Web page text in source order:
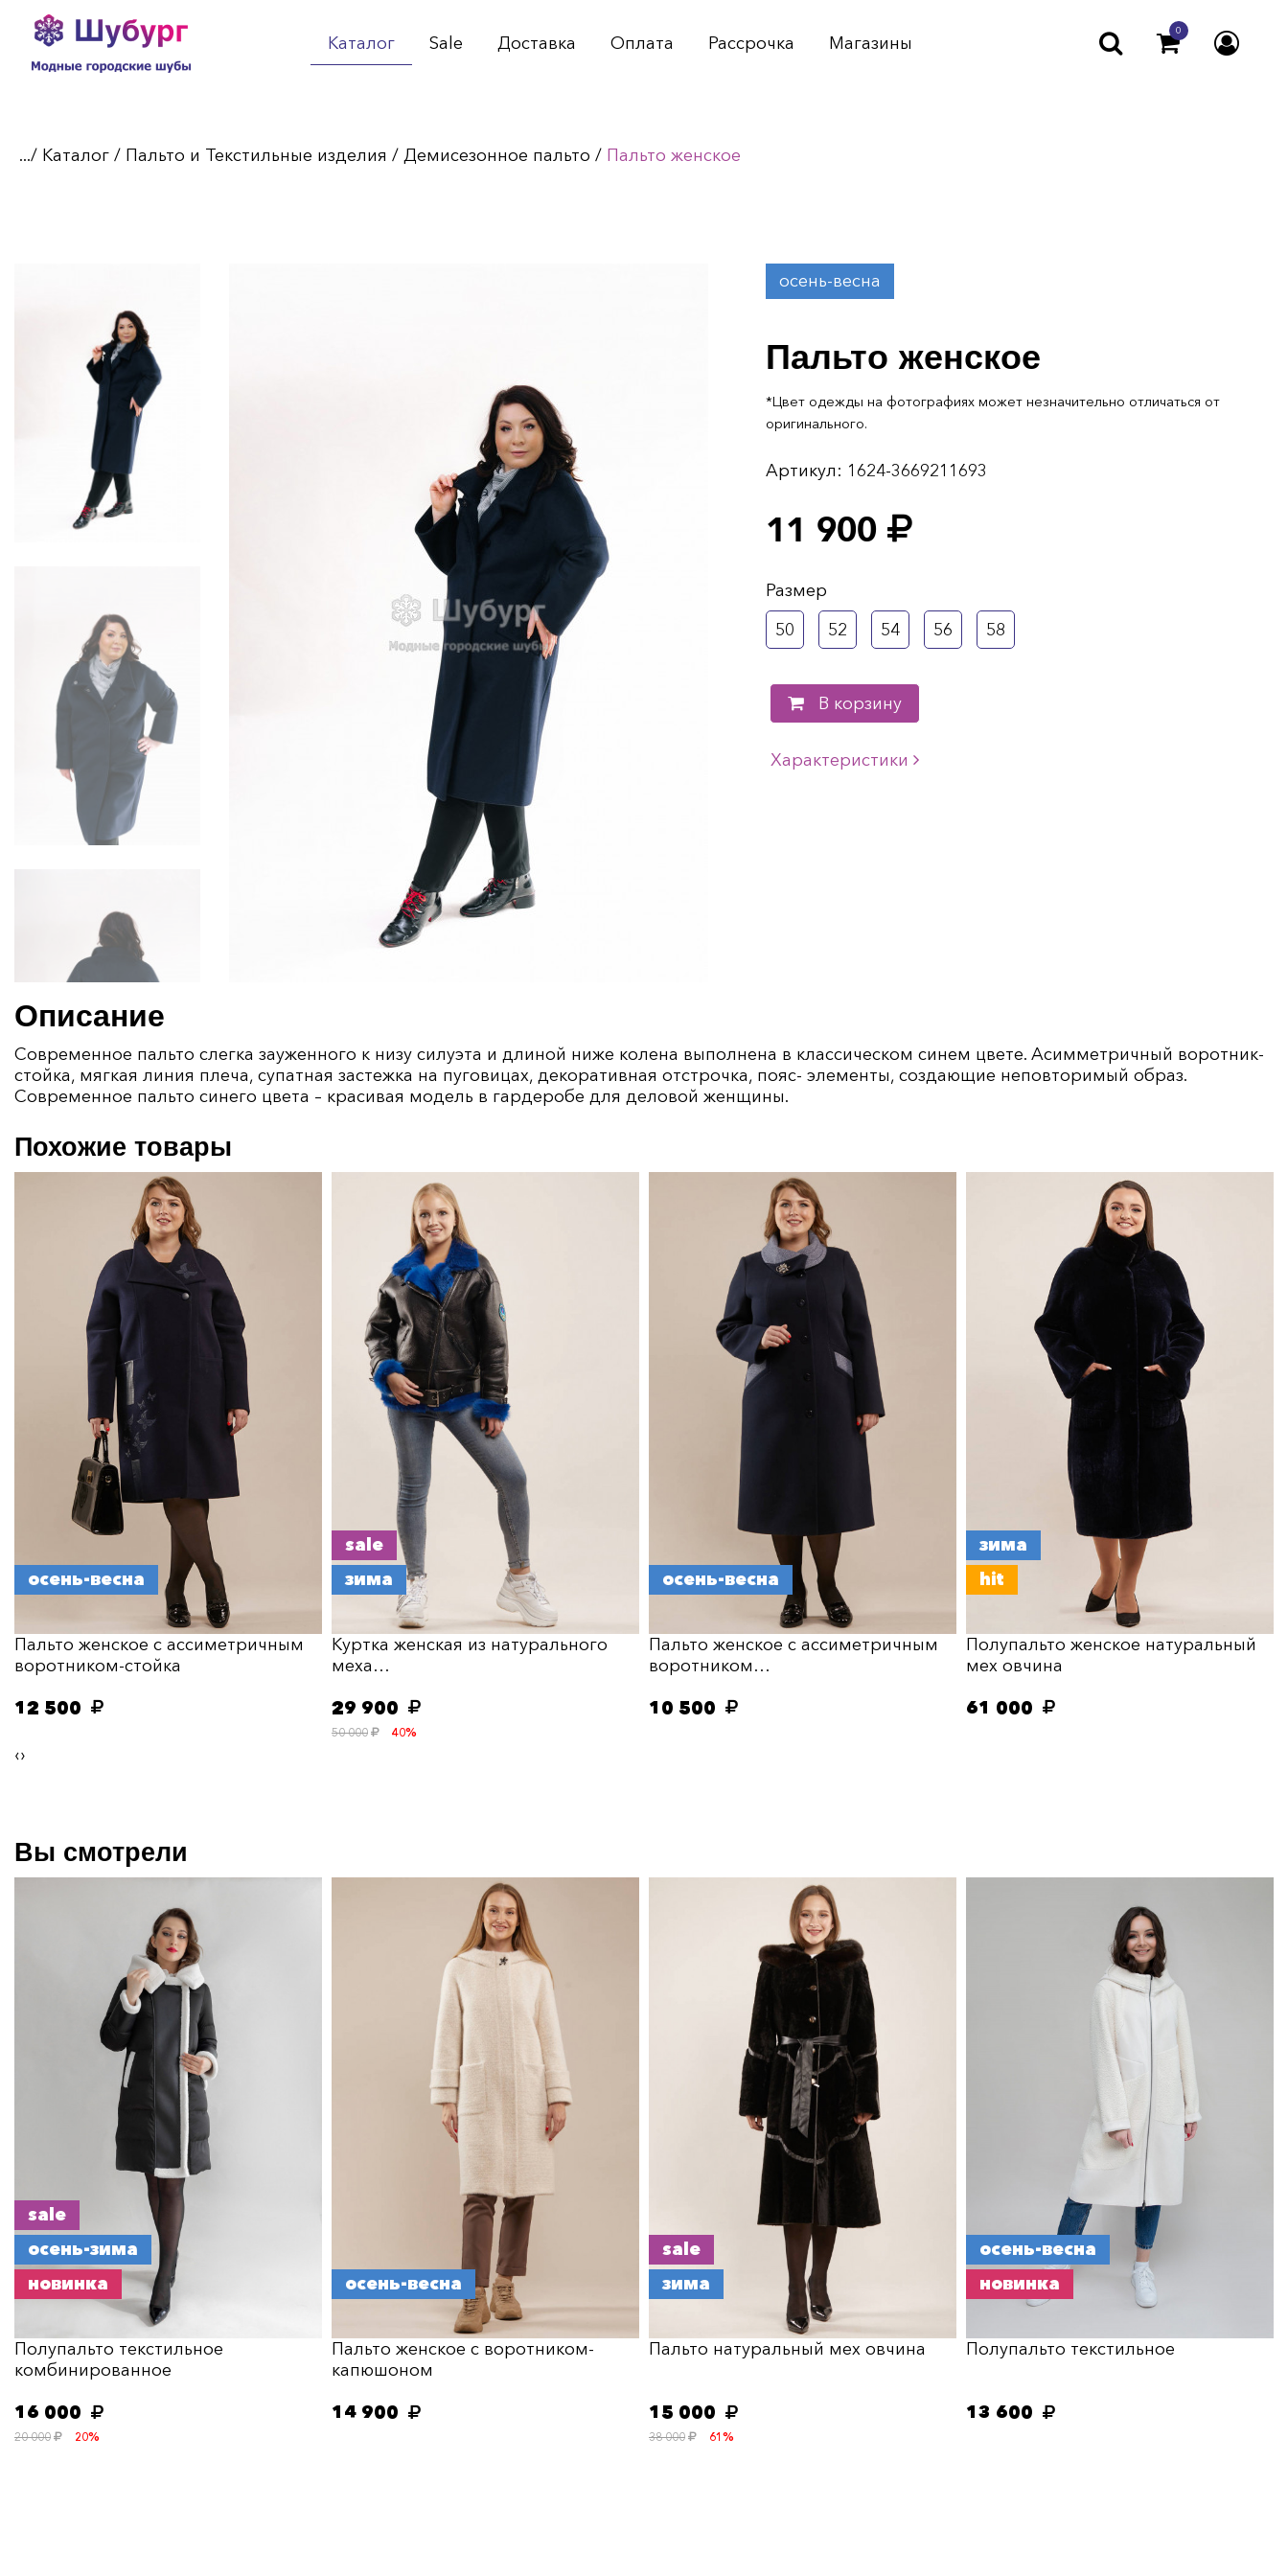
Каталог Sale Доставка Оплата Рассрочка Магазины
0
.../ Каталог / Пальто и Текстильные изделия / Демисезонное пальто / Пальто женское
осень-весна
Пальто женское
*Цвет одежды на фотографиях может незначительно отличаться от
оригинального.
Артикул: 1624-3669211693
11 900
Размер
50
52 54 56 58
В корзину
Характеристики
Описание
Современное пальто слегка зауженного к низу силуэта и длиной ниже колена выполнена в классическом синем цвете. Асимметричный воротник-
стойка, мягкая линия плеча, супатная застежка на пуговицах, декоративная отстрочка, пояс- элементы, создающие неповторимый образ.
Современное пальто синего цвета – красивая модель в гардеробе для деловой женщины.
Похожие товары
осень-весна
Пальто женское с ассиметричным
воротником-стойка
12 500
sale
зима
Куртка женская из натурального
меха…
29 900
50 000 40%
осень-весна
Пальто женское с ассиметричным
воротником…
10 500
зима
hit
Полупальто женское натуральный
мех овчина
61 000
‹›
Вы смотрели
sale
осень-зима
новинка
Полупальто текстильное
комбинированное
16 000
20 000 20%
осень-весна
Пальто женское с воротником-
капюшоном
14 900
sale
зима
Пальто натуральный мех овчина
15 000
38 000 61%
осень-весна
новинка
Полупальто текстильное
13 600